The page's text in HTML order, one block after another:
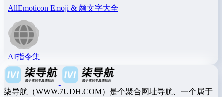
AllEmoticon Emoji & 颜文字大全
AI指令集
柒导航（WWW.7UDH.COM）是个聚合网址导航、一个属于